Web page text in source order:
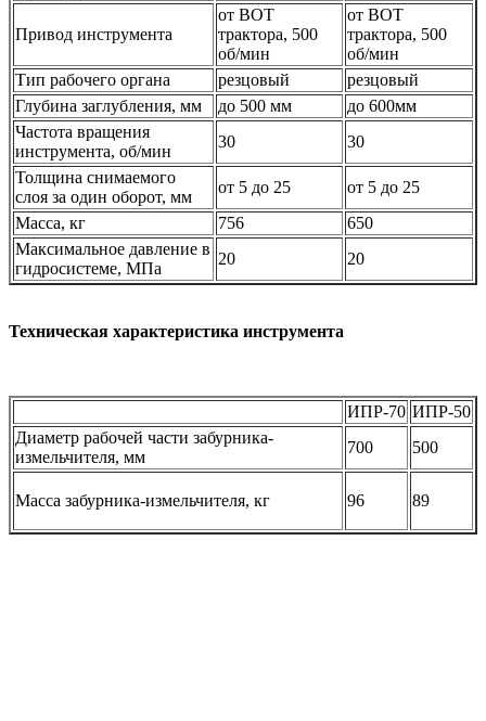
Привод инструмента
от ВОТ
трактора, 500
об/мин
от ВОТ
трактора, 500
об/мин
Тип рабочего органа
резцовый
резцовый
Глубина заглубления, мм
до 500 мм
до 600мм
Частота вращения
инструмента, об/мин
30
30
Толщина снимаемого
слоя за один оборот, мм
от 5 до 25
от 5 до 25
Масса, кг
756
650
Максимальное давление в
гидросистеме, МПа
20 20
Техническая характеристика инструмента
ИПР-70 ИПР-50
Диаметр рабочей части забурника-
измельчителя, мм
700 500
Масса забурника-измельчителя, кг 96 89